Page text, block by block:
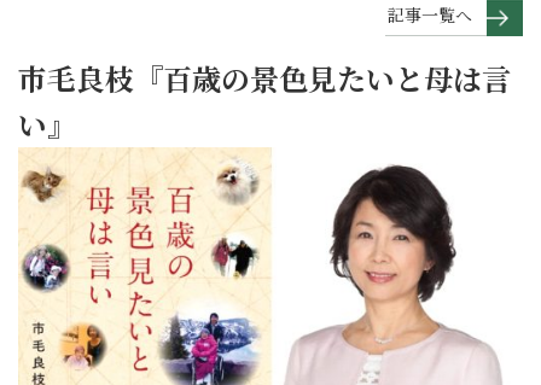
記事一覧へ
市毛良枝『百歳の景色見たいと母は言
い』